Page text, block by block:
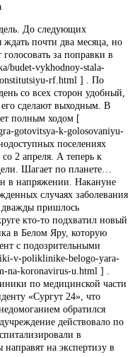
До следующих
почти два месяца, но
за поправки в
budet-vykhodnoy-stala-
rf.html ] . По
со всех сторон удобный,
сделают выходным. В
полным ходом [
gotovitsya-k-golosovaniyu-
поселениях
со 2 апреля. А теперь к
Шагает по планете…
в напряжении. Накануне
случаях заболевания
дважды пришлось
кто-то подхватил новый
в Белом Яру, которую
с подозрительными
v-poliklinike-belogo-yara-
na-koronavirus-u.html ] .
по медицинской части
«Сургут 24», что
обратился
действовало по
в
на экспертизу в